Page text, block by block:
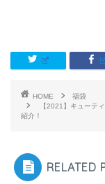
HOME
福袋
【2021】キューテ
紹介！
RELATED